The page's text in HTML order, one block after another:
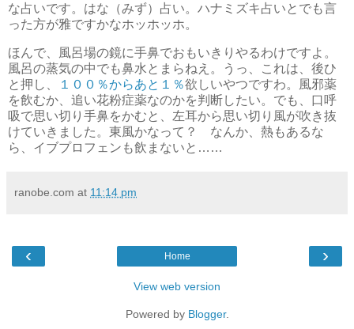
な占いです。はな（みず）占い。ハナミズキ占いとでも言
った方が雅ですかなホッホッホ。
ほんで、風呂場の鏡に手鼻でおもいきりやるわけですよ。
風呂の蒸気の中でも鼻水とまらねえ。うっ、これは、後ひ
と押し、
１００％からあと１％欲しいやつですわ。風邪薬
を飲むか、追い花粉症薬なのかを判断したい。でも、口呼
吸で思い切り手鼻をかむと、左耳から思い切り風が吹き抜
けていきました。東風かなって？ なんか、熱もあるな
ら、イブプロフェンも飲まないと……
ranobe.com at 11:14 pm
‹ ›
Home
View web version
Powered by Blogger.